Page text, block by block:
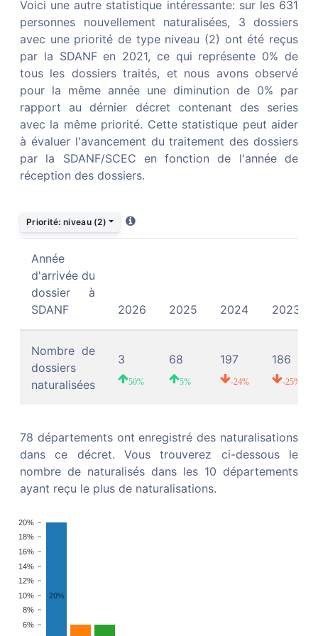
TÉLÉCHARGER SUR LEGIFRANCE
Décret de naturalisation du 7 juillet
2026
Texte n° 38| Dossiers en ligne
Publié dansJORF n°0163 du 14 juillet 2026
TÉLÉCHARGER SUR LEGIFRANCE
Décret de naturalisation du 9 juillet
2026
Texte n° 39| Dossiers papier
Publié dans
JORF n°0163 du 14 juillet 2026
TÉLÉCHARGER SUR LEGIFRANCE
Décret de naturalisation du 6 juillet
Texte n° 43| Dossiers en ligne
Publié dansJORF n°0159 du 9 juillet 2026
TÉLÉCHARGER SUR LEGIFRANCE
Décret de naturalisation du 30 juin
2026
Texte n° 19
Publié dans
Voici une autre statistique intéressante: sur les 631
personnes nouvellement naturalisées, 3 dossiers
avec une priorité de type niveau (2) ont été reçus
par la SDANF en 2021, ce qui représente 0% de
tous les dossiers traités, et nous avons observé
pour la même année une diminution de 0% par
rapport au dérnier décret contenant des series
avec la même priorité. Cette statistique peut aider
à évaluer l'avancement du traitement des dossiers
par la SDANF/SCEC en fonction de l'année de
réception des dossiers.
Priorité: niveau (2)
Année
d'arrivée du
dossier à
SDANF
2026 2025 2024 2023
Nombre de
dossiers
naturalisées
3
50%
68
5%
197
-24%
186
-25%
78 départements ont enregistré des naturalisations
dans ce décret. Vous trouverez ci-dessous le
nombre de naturalisés dans les 10 départements
ayant reçu le plus de naturalisations.
6%
8%
10%
12%
14%
16%
18%
20%
20%